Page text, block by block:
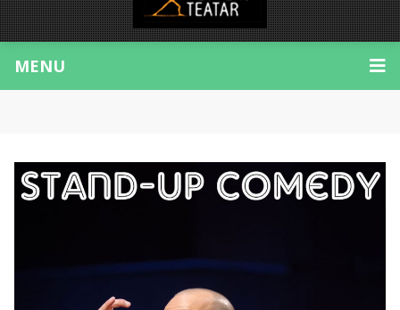
MENU